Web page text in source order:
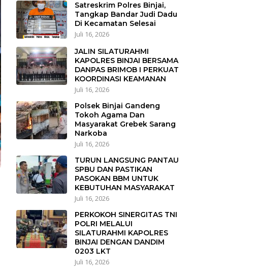
Satreskrim Polres Binjai,
Tangkap Bandar Judi Dadu
Di Kecamatan Selesai
Juli 16, 2026
JALIN SILATURAHMI
KAPOLRES BINJAI BERSAMA
DANPAS BRIMOB I PERKUAT
KOORDINASI KEAMANAN
Juli 16, 2026
Polsek Binjai Gandeng
Tokoh Agama Dan
Masyarakat Grebek Sarang
Narkoba
Juli 16, 2026
TURUN LANGSUNG PANTAU
SPBU DAN PASTIKAN
PASOKAN BBM UNTUK
KEBUTUHAN MASYARAKAT
Juli 16, 2026
PERKOKOH SINERGITAS TNI
POLRI MELALUI
SILATURAHMI KAPOLRES
BINJAI DENGAN DANDIM
0203 LKT
Juli 16, 2026